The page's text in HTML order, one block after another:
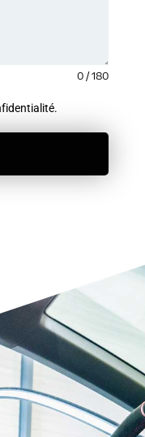
0 / 180